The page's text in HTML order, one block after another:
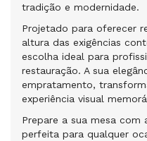
tradição e modernidade.
Projetado para oferecer
altura das exigências
escolha ideal para
restauração. A sua
empratamento,
experiência visual
Prepare a sua mesa com
perfeita para qualquer